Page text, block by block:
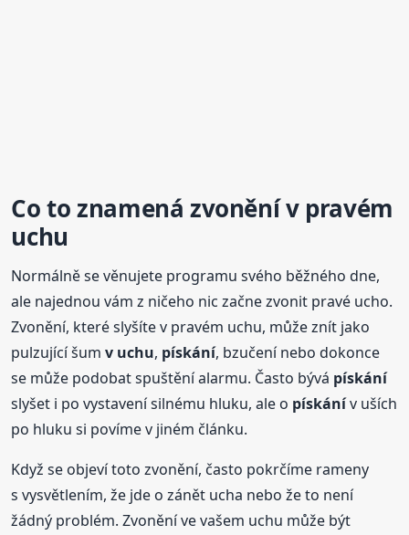
Co to znamená zvonění v pravém
uchu
Normálně se věnujete programu svého běžného dne,
ale najednou vám z ničeho nic začne zvonit pravé ucho.
Zvonění, které slyšíte v pravém uchu, může znít jako
pulzující šumv uchu, pískání, bzučení nebo dokonce
se může podobat spuštění alarmu. Často bývá pískání
slyšet i po vystavení silnému hluku, ale o pískánív uších
po hluku si povíme v jiném článku.
Když se objeví toto zvonění, často pokrčíme rameny
s vysvětlením, že jde o zánět ucha nebo že to není
žádný problém. Zvonění ve vašem uchu může být